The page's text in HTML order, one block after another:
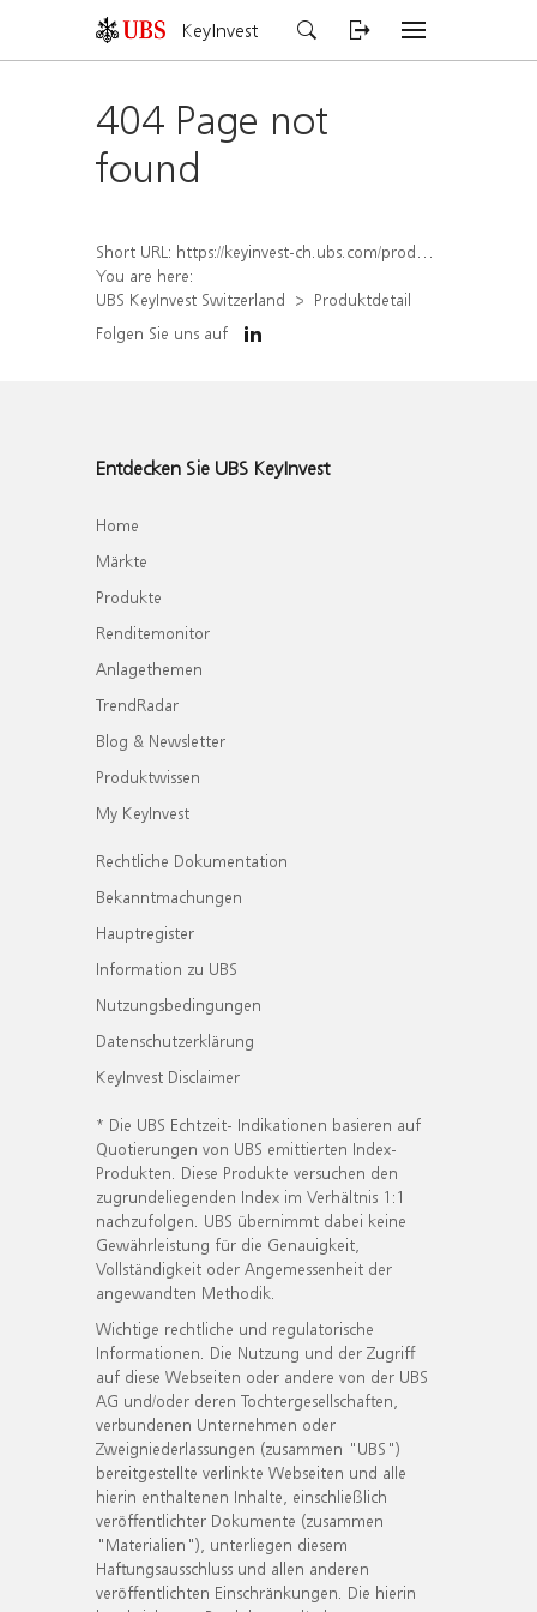
KeyInvest
404 Page not
found
Short URL: https://keyinvest-ch.ubs.com/produkt/detail/index/isin/CH1564684046
You are here:
UBS KeyInvest Switzerland
Produktdetail
Folgen Sie uns auf
Entdecken Sie UBS KeyInvest
Home
Märkte
Produkte
Renditemonitor
Anlagethemen
TrendRadar
Blog & Newsletter
Produktwissen
My KeyInvest
Rechtliche Dokumentation
Bekanntmachungen
Hauptregister
Information zu UBS
Nutzungsbedingungen
Datenschutzerklärung
KeyInvest Disclaimer
* Die UBS Echtzeit- Indikationen basieren auf
Quotierungen von UBS emittierten Index-
Produkten. Diese Produkte versuchen den
zugrundeliegenden Index im Verhältnis 1:1
nachzufolgen. UBS übernimmt dabei keine
Gewährleistung für die Genauigkeit,
Vollständigkeit oder Angemessenheit der
angewandten Methodik.
Wichtige rechtliche und regulatorische
Informationen. Die Nutzung und der Zugriff
auf diese Webseiten oder andere von der UBS
AG und/oder deren Tochtergesellschaften,
verbundenen Unternehmen oder
Zweigniederlassungen (zusammen "UBS")
bereitgestellte verlinkte Webseiten und alle
hierin enthaltenen Inhalte, einschließlich
veröffentlichter Dokumente (zusammen
"Materialien"), unterliegen diesem
Haftungsausschluss und allen anderen
veröffentlichten Einschränkungen. Die hierin